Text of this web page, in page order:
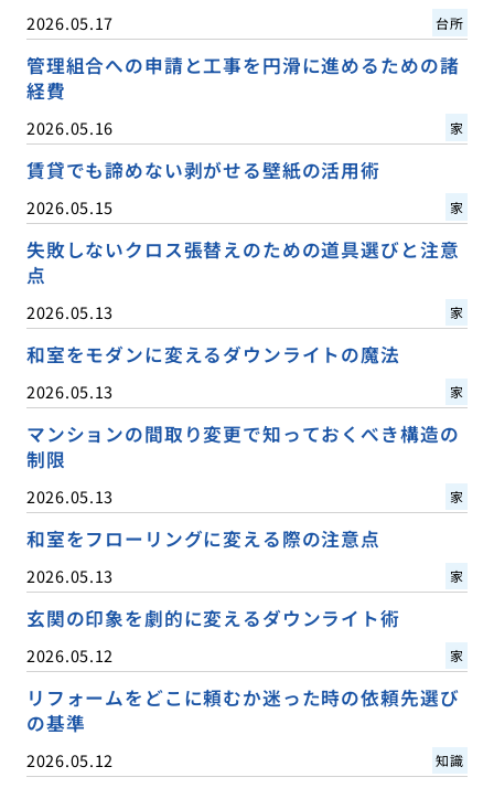
2026.05.17 台所
管理組合への申請と工事を円滑に進めるための諸
経費
2026.05.16 家
賃貸でも諦めない剥がせる壁紙の活用術
2026.05.15 家
失敗しないクロス張替えのための道具選びと注意
点
2026.05.13 家
和室をモダンに変えるダウンライトの魔法
2026.05.13 家
マンションの間取り変更で知っておくべき構造の
制限
2026.05.13 家
和室をフローリングに変える際の注意点
2026.05.13 家
玄関の印象を劇的に変えるダウンライト術
2026.05.12 家
リフォームをどこに頼むか迷った時の依頼先選び
の基準
2026.05.12 知識